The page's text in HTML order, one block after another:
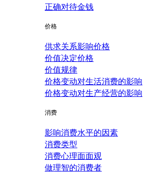
正确对待金钱
价格
供求关系影响价格
价值决定价格
价值规律
价格变动对生活消费的影响
价格变动对生产经营的影响
消费
影响消费水平的因素
消费类型
消费心理面面观
做理智的消费者